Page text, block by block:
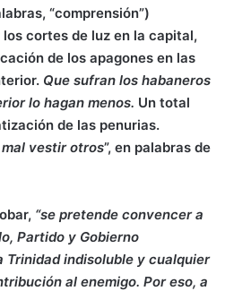
“comprensión”)
cortes de luz en la capital,
de los apagones en las
Que sufran los habaneros
lo hagan menos. Un total
de las penurias.
vestir otros”, en palabras de
“se pretende convencer a
Partido y Gobierno
Trinidad indisoluble y cualquier
al enemigo. Por eso, a